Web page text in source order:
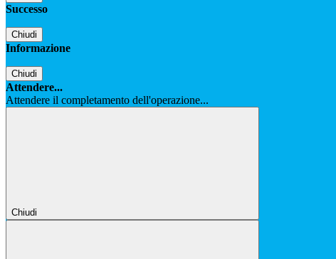
Successo
Chiudi
Informazione
Chiudi
Attendere...
Attendere il completamento dell'operazione...
Chiudi